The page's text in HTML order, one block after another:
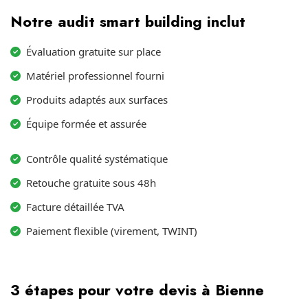
Notre audit smart building inclut
Évaluation gratuite sur place
Matériel professionnel fourni
Produits adaptés aux surfaces
Équipe formée et assurée
Contrôle qualité systématique
Retouche gratuite sous 48h
Facture détaillée TVA
Paiement flexible (virement, TWINT)
3 étapes pour votre devis à Bienne